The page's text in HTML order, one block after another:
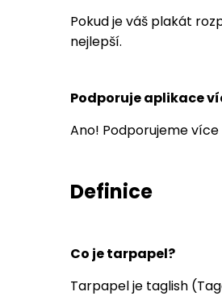
Pokud je váš plakát
nejlepší.
Podporuje aplikace
Ano! Podporujeme
Definice
Co je tarpapel?
Tarpapel je taglish